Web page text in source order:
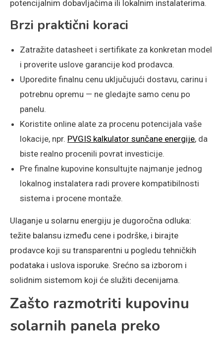
potencijalnim dobavljačima ili lokalnim instalaterima.
Brzi praktični koraci
Zatražite datasheet i sertifikate za konkretan model
i proverite uslove garancije kod prodavca.
Uporedite finalnu cenu uključujući dostavu, carinu i
potrebnu opremu — ne gledajte samo cenu po
panelu.
Koristite online alate za procenu potencijala vaše
lokacije, npr. PVGIS kalkulator sunčane energije, da
biste realno procenili povrat investicije.
Pre finalne kupovine konsultujte najmanje jednog
lokalnog instalatera radi provere kompatibilnosti
sistema i procene montaže.
Ulaganje u solarnu energiju je dugoročna odluka:
težite balansu između cene i podrške, i birajte
prodavce koji su transparentni u pogledu tehničkih
podataka i uslova isporuke. Srećno sa izborom i
solidnim sistemom koji će služiti decenijama.
Zašto razmotriti kupovinu
solarnih panela preko